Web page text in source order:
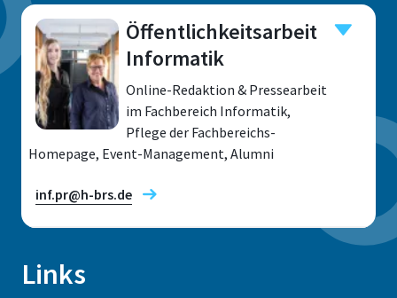
Öffentlichkeitsarbeit
Informatik
Online-Redaktion & Pressearbeit
im Fachbereich Informatik,
Pflege der Fachbereichs-
Homepage, Event-Management, Alumni
inf.pr@h-brs.de
Links